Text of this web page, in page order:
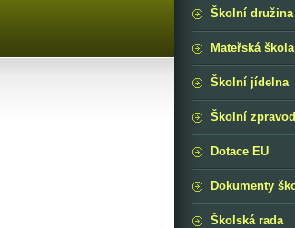
Školní družina
Mateřská škola
Školní jídelna
Školní
Dotace EU
Dokumenty
Školská rada